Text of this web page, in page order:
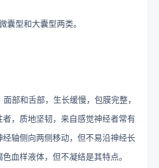
囊型和大囊型两类。
部和舌部，生长缓慢，包膜完整，
，质地坚韧，来自感觉神经者常有
轴侧向两侧移动，但不易沿神经长
血样液体，但不凝结是其特点。